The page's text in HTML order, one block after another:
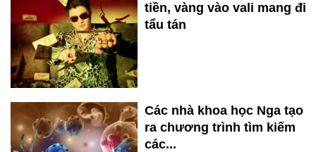
tiền, vàng vào vali mang đi
tẩu tán
Các nhà khoa học Nga tạo
ra chương trình tìm kiếm
các...